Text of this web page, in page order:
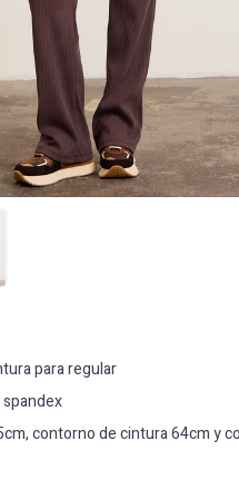
para regular
contorno de cintura 64cm y